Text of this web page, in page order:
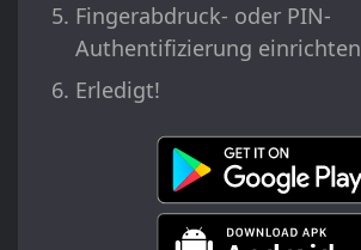
Fingerabdruck- oder PIN-
Authentifizierung einrichten
Erledigt!